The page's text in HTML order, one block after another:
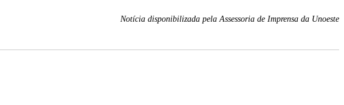
Notícia disponibilizada pela Assessoria de Imprensa da Unoeste